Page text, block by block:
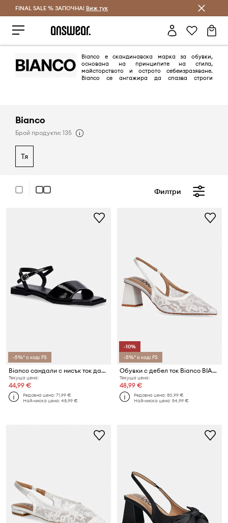
Спестявай с Answear Club
FINAL SALE % ЗАПОЧНА! Виж тук
Bianco е скандинавска марка за обувки,
основана на принципите на стила,
майсторството и острото себеизразяване.
Bianco се ангажира да спазва строги
Bianco
Брой продукти: 135
тя
Филтри
-5%* с код: FS
Bianco сандали с нисък ток дамски BIAYVE
Текуща цена:
44,99 €
Редовна цена:71,99 €
Най-ниска цена:48,99 €
-10%
-5%* с код: FS
Обувки с дебел ток Bianco BIAMARALYN
Текуща цена:
48,99 €
Редовна цена:80,99 €
Най-ниска цена:54,99 €